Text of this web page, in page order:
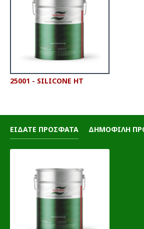
25001 - SILICONE HT
ΕΙΔΑΤΕ ΠΡΟΣΦΑΤΑ ΔΗΜΟΦΙΛΗ